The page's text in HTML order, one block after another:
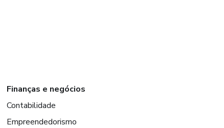
Finanças e negócios
Contabilidade
Empreendedorismo